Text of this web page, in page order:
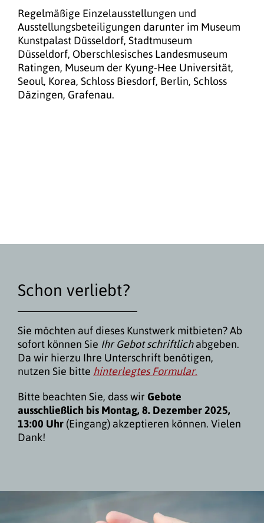
Regelmäßige Einzelausstellungen und
Ausstellungsbeteiligungen darunter im Museum
Kunstpalast Düsseldorf, Stadtmuseum
Düsseldorf, Oberschlesisches Landesmuseum
Ratingen, Museum der Kyung-Hee Universität,
Seoul, Korea, Schloss Biesdorf, Berlin, Schloss
Däzingen, Grafenau.
Schon verliebt?
Sie möchten auf dieses Kunstwerk mitbieten? Ab
sofort können Sie Ihr Gebot schriftlichabgeben.
Da wir hierzu Ihre Unterschrift benötigen,
nutzen Sie bitte hinterlegtes Formular.
Bitte beachten Sie, dass wir Gebote
ausschließlich bis Montag, 8. Dezember 2025,
13:00 Uhr (Eingang) akzeptieren können. Vielen
Dank!